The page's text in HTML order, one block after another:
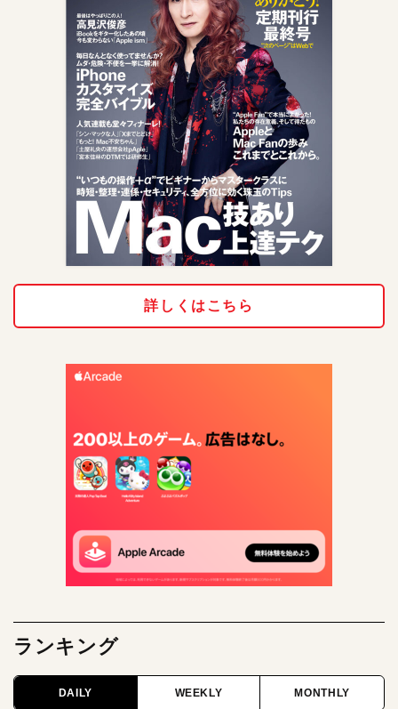
詳しくはこちら
ランキング
DAILY WEEKLY MONTHLY